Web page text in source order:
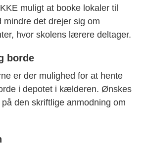
muligt at booke lokaler til
mindre det drejer sig om
hvor skolens lærere deltager.
borde
er der mulighed for at hente
i depotet i kælderen. Ønskes
den skriftlige anmodning om